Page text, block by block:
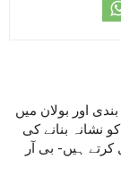
اور بولان میں
نشانہ بنانے کی
کرتے ہیں- بی آر